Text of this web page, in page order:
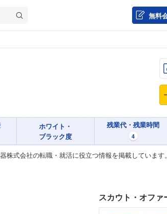
無料
ホワイト・
ブラック度
残業代・残業時間
4
式会社の転職・就活に役立つ情報を掲載していま
スカウト・オファ